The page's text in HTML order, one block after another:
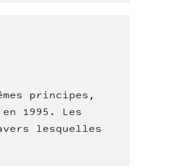
principes,
1995. Les
lesquelles